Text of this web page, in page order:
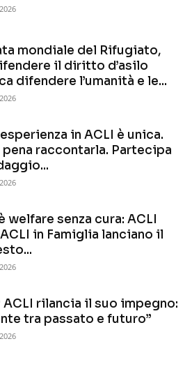
mondiale del Rifugiato,
il diritto d’asilo
difendere l’umanità e le...
in ACLI è unica.
pena raccontarla. Partecipa
welfare senza cura: ACLI
in Famiglia lanciano il
ACLI rilancia il suo impegno:
tra passato e futuro”